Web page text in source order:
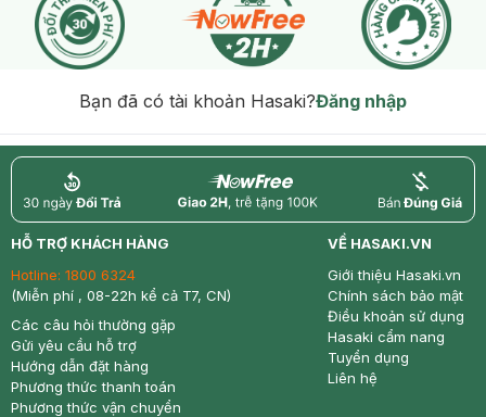
Bạn đã có tài khoản Hasaki?Đăng nhập
return nowfree price
HỖ TRỢ KHÁCH HÀNG
Hotline: 1800 6324
(Miễn phí , 08-22h kể cả T7, CN)
Các câu hỏi thường gặp
Gửi yêu cầu hỗ trợ
Hướng dẫn đặt hàng
Phương thức thanh toán
Phương thức vận chuyển
VỀ HASAKI.VN
Giới thiệu Hasaki.vn
Chính sách bảo mật
Điều khoản sử dụng
Hasaki cẩm nang
Tuyển dụng
Liên hệ